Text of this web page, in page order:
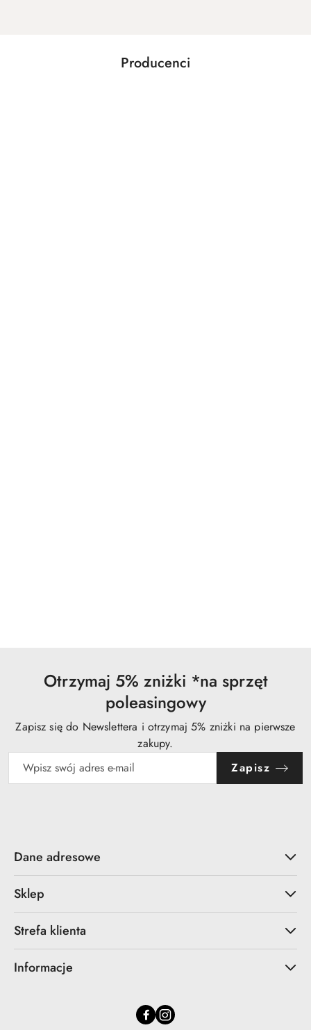
Pomiń karuzelę producentów
Producenci
Otrzymaj 5% zniżki *na sprzęt
poleasingowy
Zapisz się do Newslettera i otrzymaj 5% zniżki na pierwsze
zakupy.
Zapisz
Dane adresowe
Sklep
Strefa klienta
Informacje